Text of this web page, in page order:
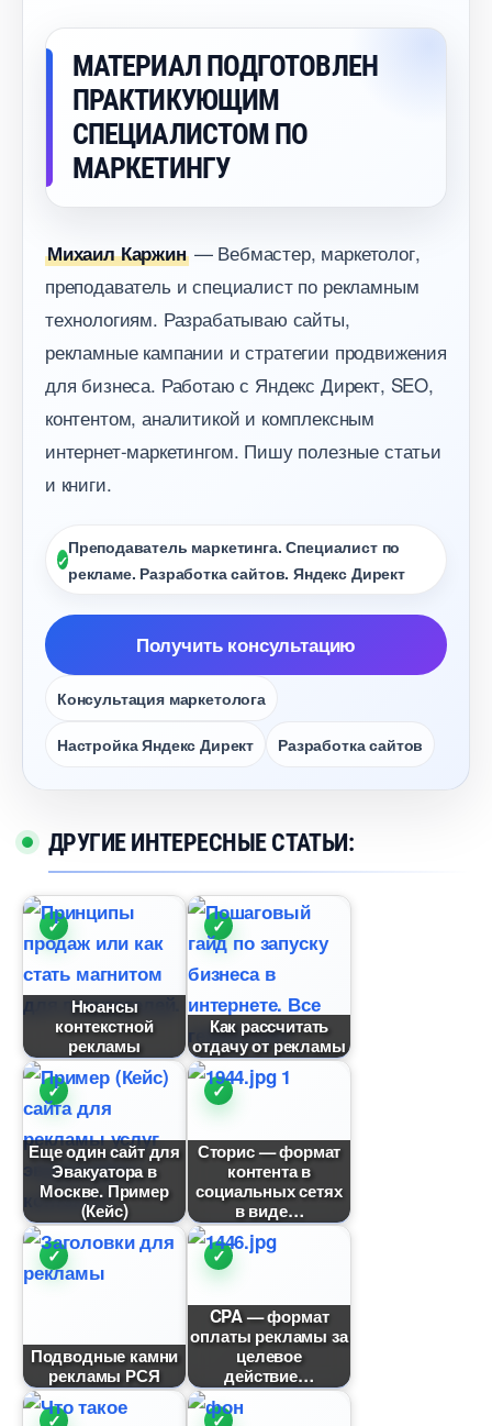
МАТЕРИАЛ ПОДГОТОВЛЕН
ПРАКТИКУЮЩИМ
СПЕЦИАЛИСТОМ ПО
МАРКЕТИНГУ
Михаил Каржин— Вебмастер, маркетолог,
преподаватель и специалист по рекламным
технологиям. Разрабатываю сайты,
рекламные кампании и стратегии продвижения
для бизнеса. Работаю с Яндекс Директ, SEO,
контентом, аналитикой и комплексным
интернет-маркетингом. Пишу полезные статьи
и книги.
Преподаватель маркетинга. Специалист по
рекламе. Разработка сайтов. Яндекс Директ
Получить консультацию
Консультация маркетолога
Настройка Яндекс Директ Разработка сайто
ДРУГИЕ ИНТЕРЕСНЫЕ СТАТЬИ:
Нюансы
контекстной
рекламы
Как рассчитать
отдачу от рекламы
Еще один сайт для
Эвакуатора
Москве. Пример
(Кейс)
Сторис — формат
контента
социальных сетях
иде
Подводные камни
рекламы РСЯ
CPA — формат
оплаты рекламы за
целевое
действие